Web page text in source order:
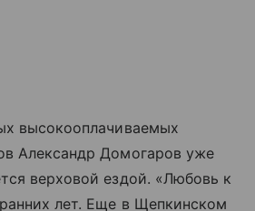
высокооплачиваемых
Александр Домогаров уже
верховой ездой. «Любовь к
лет. Еще в Щепкинском